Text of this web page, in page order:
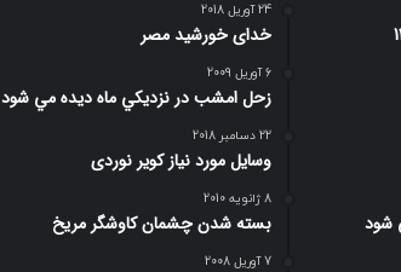
شود
24 آوریل 2018
خدای خورشید مصر
6 آوریل 2009
زحل امشب در نزديكي ماه ديده مي شود
22 دسامبر 2018
وسایل مورد نیاز کویر نوردی
8 ژانویه 2010
بسته شدن چشمان کاوشگر مريخ
7 آوریل 2008